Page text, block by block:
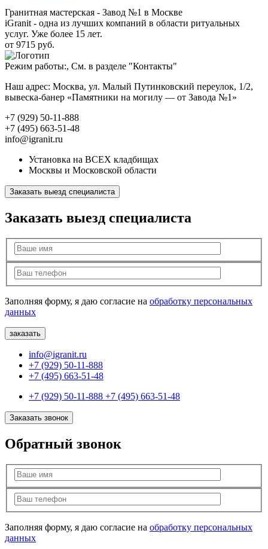
Гранитная мастерская - Завод №1 в Москве
iGranit - одна из лучших компаний в области ритуальных
услуг. Уже более 15 лет.
от 9715 руб.
Режим работы:, См. в разделе "Контакты"
Наш адрес: Москва, ул. Малый Путинковский переулок, 1/2,
вывеска-банер «Памятники на могилу — от Завода №1»
+7 (929) 50-11-888
+7 (495) 663-51-48
info@igranit.ru
Установка на ВСЕХ кладбищах
Москвы и Московской области
Заказать выезд специалиста
Заказать выезд специалиста
Заполняя форму, я даю согласие на обработку персональных
данных
info@igranit.ru
+7 (929) 50-11-888
+7 (495) 663-51-48
+7 (929) 50-11-888 +7 (495) 663-51-48
Заказать звонок
Обратный звонок
Заполняя форму, я даю согласие на обработку персональных
данных